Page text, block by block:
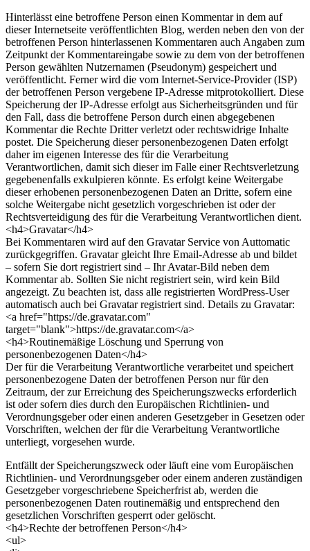
Hinterlässt eine betroffene Person einen Kommentar in dem auf
dieser Internetseite veröffentlichten Blog, werden neben den von der
betroffenen Person hinterlassenen Kommentaren auch Angaben zum
Zeitpunkt der Kommentareingabe sowie zu dem von der betroffenen
Person gewählten Nutzernamen (Pseudonym) gespeichert und
veröffentlicht. Ferner wird die vom Internet-Service-Provider (ISP)
der betroffenen Person vergebene IP-Adresse mitprotokolliert. Diese
Speicherung der IP-Adresse erfolgt aus Sicherheitsgründen und für
den Fall, dass die betroffene Person durch einen abgegebenen
Kommentar die Rechte Dritter verletzt oder rechtswidrige Inhalte
postet. Die Speicherung dieser personenbezogenen Daten erfolgt
daher im eigenen Interesse des für die Verarbeitung
Verantwortlichen, damit sich dieser im Falle einer Rechtsverletzung
gegebenenfalls exkulpieren könnte. Es erfolgt keine Weitergabe
dieser erhobenen personenbezogenen Daten an Dritte, sofern eine
solche Weitergabe nicht gesetzlich vorgeschrieben ist oder der
Rechtsverteidigung des für die Verarbeitung Verantwortlichen dient.
<h4>Gravatar</h4>
Bei Kommentaren wird auf den Gravatar Service von Auttomatic
zurückgegriffen. Gravatar gleicht Ihre Email-Adresse ab und bildet
– sofern Sie dort registriert sind – Ihr Avatar-Bild neben dem
Kommentar ab. Sollten Sie nicht registriert sein, wird kein Bild
angezeigt. Zu beachten ist, dass alle registrierten WordPress-User
automatisch auch bei Gravatar registriert sind. Details zu Gravatar:
<a href="https://de.gravatar.com"
target="blank">https://de.gravatar.com</a>
<h4>Routinemäßige Löschung und Sperrung von
personenbezogenen Daten</h4>
Der für die Verarbeitung Verantwortliche verarbeitet und speichert
personenbezogene Daten der betroffenen Person nur für den
Zeitraum, der zur Erreichung des Speicherungszwecks erforderlich
ist oder sofern dies durch den Europäischen Richtlinien- und
Verordnungsgeber oder einen anderen Gesetzgeber in Gesetzen oder
Vorschriften, welchen der für die Verarbeitung Verantwortliche
unterliegt, vorgesehen wurde.
Entfällt der Speicherungszweck oder läuft eine vom Europäischen
Richtlinien- und Verordnungsgeber oder einem anderen zuständigen
Gesetzgeber vorgeschriebene Speicherfrist ab, werden die
personenbezogenen Daten routinemäßig und entsprechend den
gesetzlichen Vorschriften gesperrt oder gelöscht.
<h4>Rechte der betroffenen Person</h4>
<ul>